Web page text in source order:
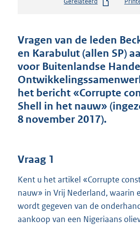
s
d
s
g
r
o
t
b
Vragen van de leden
en Karabulut (allen SP)
voor Buitenlandse
het bericht «Corrupte
Shell in het nauw»
8 november 2017).
Vraag 1
Kent u het artikel «Corrupte
nauw» in Vrij Nederland, waarin
wordt gegeven van de
aankoop van een Nigeriaans